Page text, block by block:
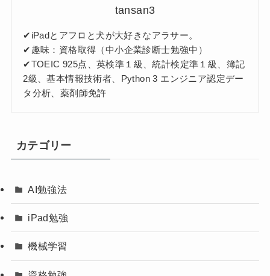
tansan3
✔︎iPadとアフロと犬が大好きなアラサー。
✔︎趣味：資格取得（中小企業診断士勉強中）
✔︎TOEIC 925点、英検準１級、統計検定準１級、簿記
2級、基本情報技術者、Python 3 エンジニア認定デー
タ分析、薬剤師免許
カテゴリー
AI勉強法
iPad勉強
機械学習